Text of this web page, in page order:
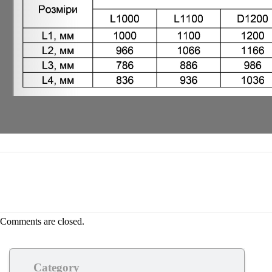
Comments are closed.
Category